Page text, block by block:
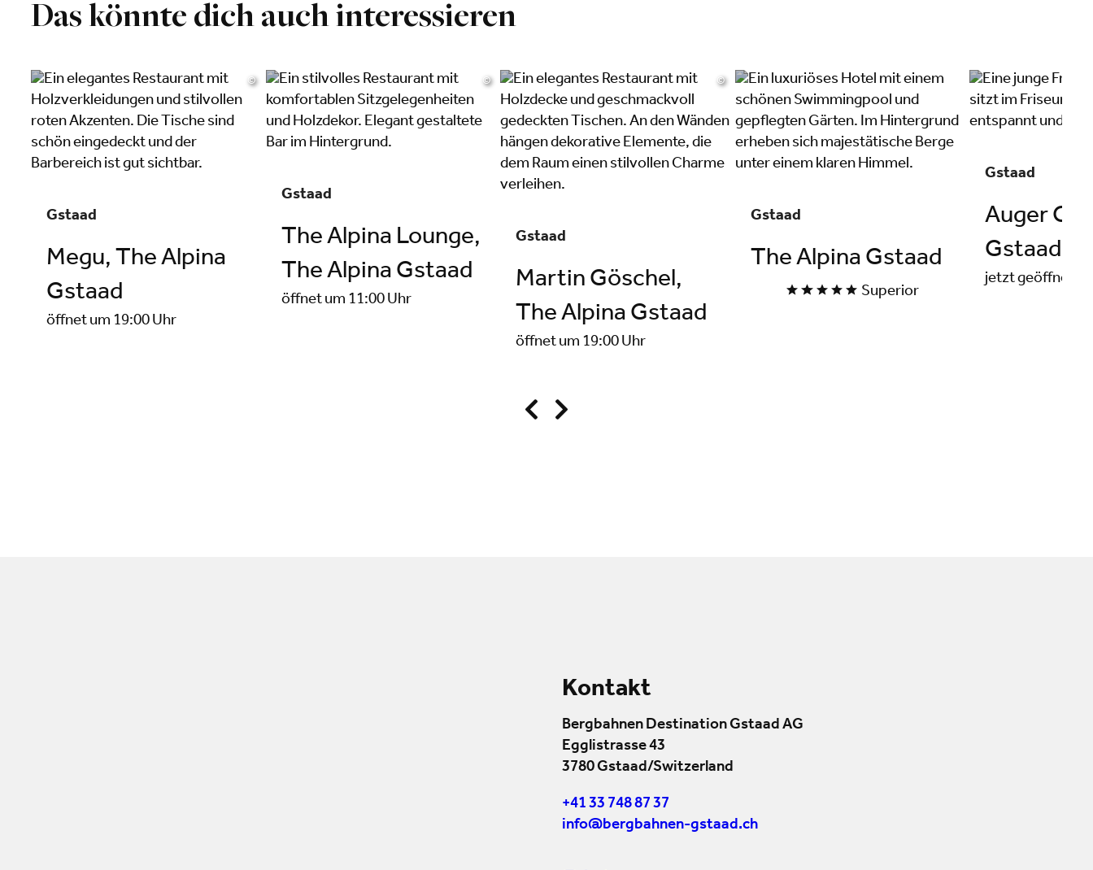
Das könnte dich auch interessieren
©
Gstaad
Megu, The Alpina
Gstaad
öffnet um 19:00 Uhr
©
Gstaad
The Alpina Lounge,
The Alpina Gstaad
öffnet um 11:00 Uhr
©
Gstaad
Martin Göschel,
The Alpina Gstaad
öffnet um 19:00 Uhr
Gstaad
The Alpina Gstaad
Superior
Gstaad
Auger
Gstaad
jetzt geöffnet
Kontakt
Bergbahnen Destination Gstaad AG
Egglistrasse 43
3780 Gstaad/Switzerland
+41 33 748 87 37
info@bergbahnen-gstaad.ch